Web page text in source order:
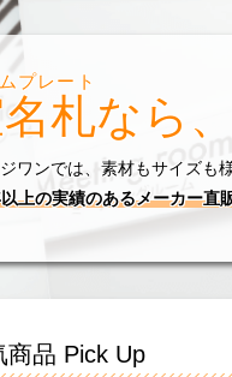
札
プレート
なら
ワンでは、素材もサイズも
上の実績のあるメーカー直
商品 Pick Up